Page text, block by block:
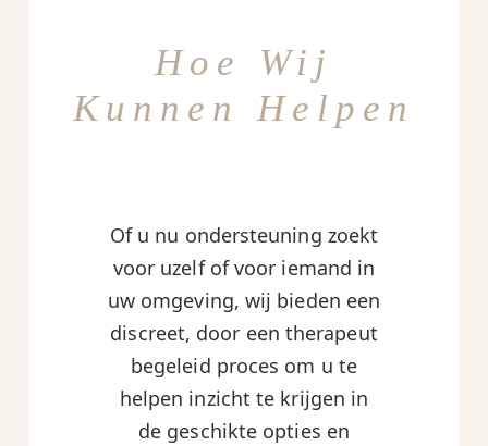
Hoe Wij
Kunnen Helpen
Of u nu ondersteuning zoekt
voor uzelf of voor iemand in
uw omgeving, wij bieden een
discreet, door een therapeut
begeleid proces om u te
helpen inzicht te krijgen in
de geschikte opties en